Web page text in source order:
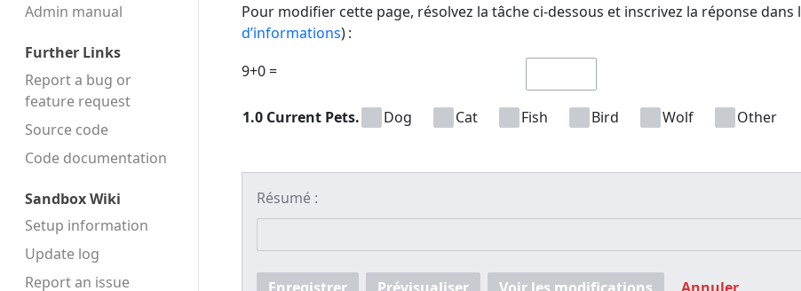
Admin manual
Further Links
Report a bug or
feature request
Source code
Code docu­mentation
Sandbox Wiki
Setup information
Update log
Report an issue
Pour modifier cette page, résolvez la tâche ci-dessous et inscrivez la réponse dans
d’informations) :
9+0 =
1.0 Current Pets. Dog Cat Fish Bird Wolf Other
Résumé :